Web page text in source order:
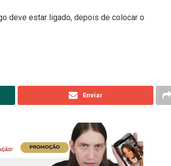
deve estar ligado, depois de colocar o
Enviar